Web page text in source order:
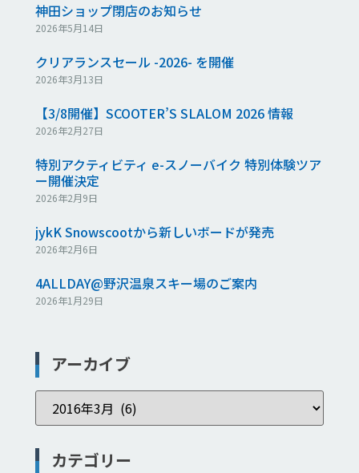
神田ショップ閉店のお知らせ
2026年5月14日
クリアランスセール -2026- を開催
2026年3月13日
【3/8開催】SCOOTER’S SLALOM 2026 情報
2026年2月27日
特別アクティビティ e-スノーバイク 特別体験ツア
ー開催決定
2026年2月9日
jykK Snowscootから新しいボードが発売
2026年2月6日
4ALLDAY@野沢温泉スキー場のご案内
2026年1月29日
アーカイブ
カテゴリー